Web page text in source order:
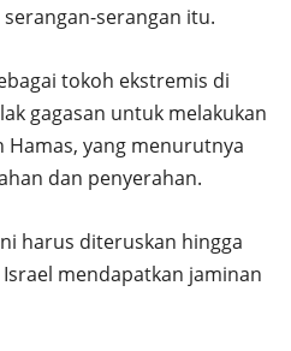
serangan itu.
tokoh ekstremis di
gagasan untuk melakukan
Hamas, yang menurutnya
dan penyerahan.
harus diteruskan hingga
mendapatkan jaminan